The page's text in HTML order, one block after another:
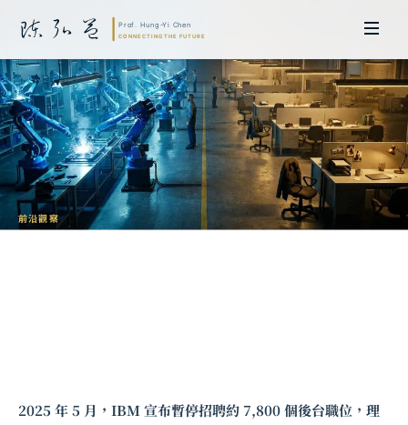
前沿觀察
2025 年 5 月，IBM 宣布暫停招聘約 7,800 個後台職位，理